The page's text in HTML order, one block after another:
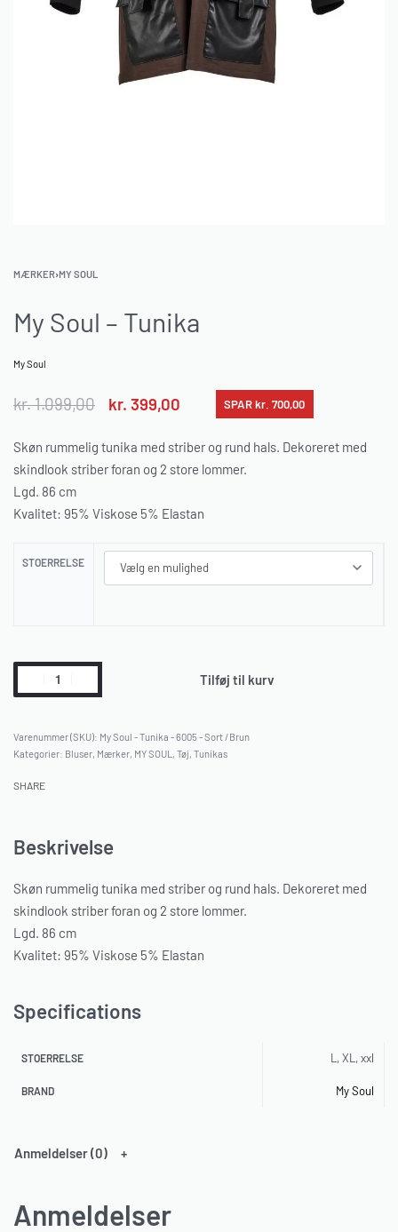
MÆRKER›MY SOUL
My Soul – Tunika
My Soul
kr.1.099,00 kr. 399,00 SPAR kr. 700,00
Skøn rummelig tunika med striber og rund hals. Dekoreret med
skindlook striber foran og 2 store lommer.
Lgd. 86 cm
Kvalitet: 95% Viskose 5% Elastan
STOERRELSE
Tilføj til kurv
My Soul - Tunika - 6005 - Sort /Brun
Kategorier: Bluser, Mærker, MY SOUL , Tøj, Tunikas
SHARE
Beskrivelse
Skøn rummelig tunika med striber og rund hals. Dekoreret med
skindlook striber foran og 2 store lommer.
Lgd. 86 cm
Kvalitet: 95% Viskose 5% Elastan
Specifications
STOERRELSE L, XL, xxl
BRAND My Soul
Anmeldelser (0)
Anmeldelser